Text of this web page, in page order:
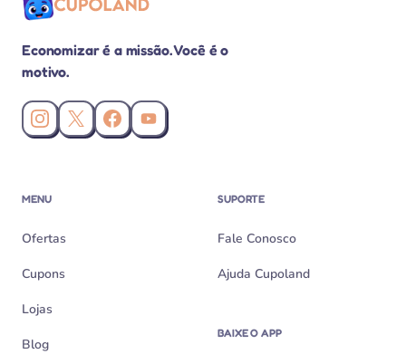
Economizar é a missão. Você é o
motivo.
Instagram da Cupoland
X (Twitter) da Cupoland
Facebook da Cupoland
Canal da Cupoland no YouTube
MENU
Ofertas
Cupons
Lojas
Blog
SUPORTE
Fale Conosco
Ajuda Cupoland
BAIXE O APP